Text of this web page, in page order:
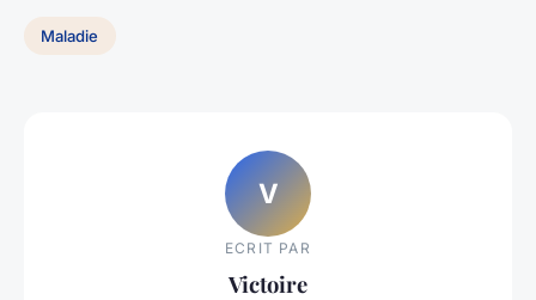
Maladie
V
ECRIT PAR
Victoire